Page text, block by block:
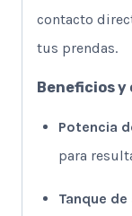
contacto
tus prendas.
Beneficios
Potencia
para
Tanque